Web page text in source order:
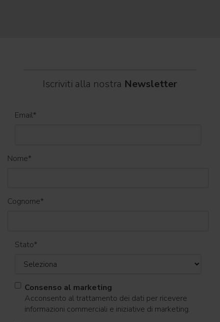
Iscriviti alla nostra Newsletter
Email*
Nome*
Cognome*
Stato*
Consenso al marketing
Acconsento al trattamento dei dati per ricevere
informazioni commerciali e iniziative di marketing.